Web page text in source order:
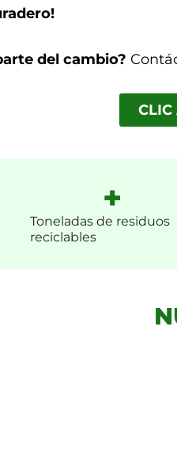
del cambio?
CLIC
Toneladas de residuos
reciclables
+